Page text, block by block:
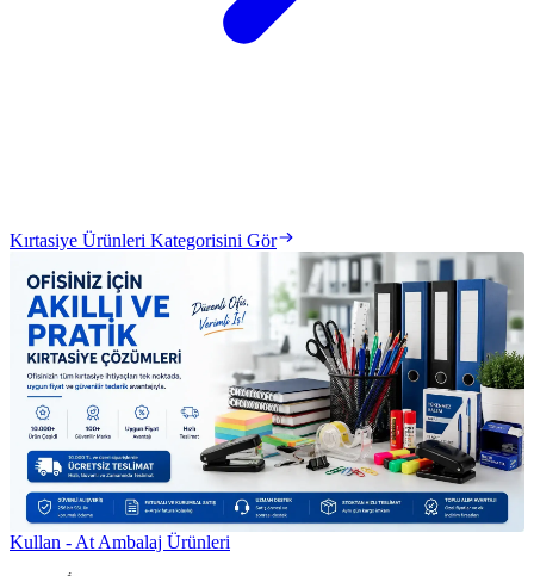
Kırtasiye Ürünleri Kategorisini Gör
Kullan - At Ambalaj Ürünleri